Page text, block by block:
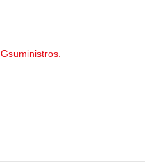
Gsuministros.